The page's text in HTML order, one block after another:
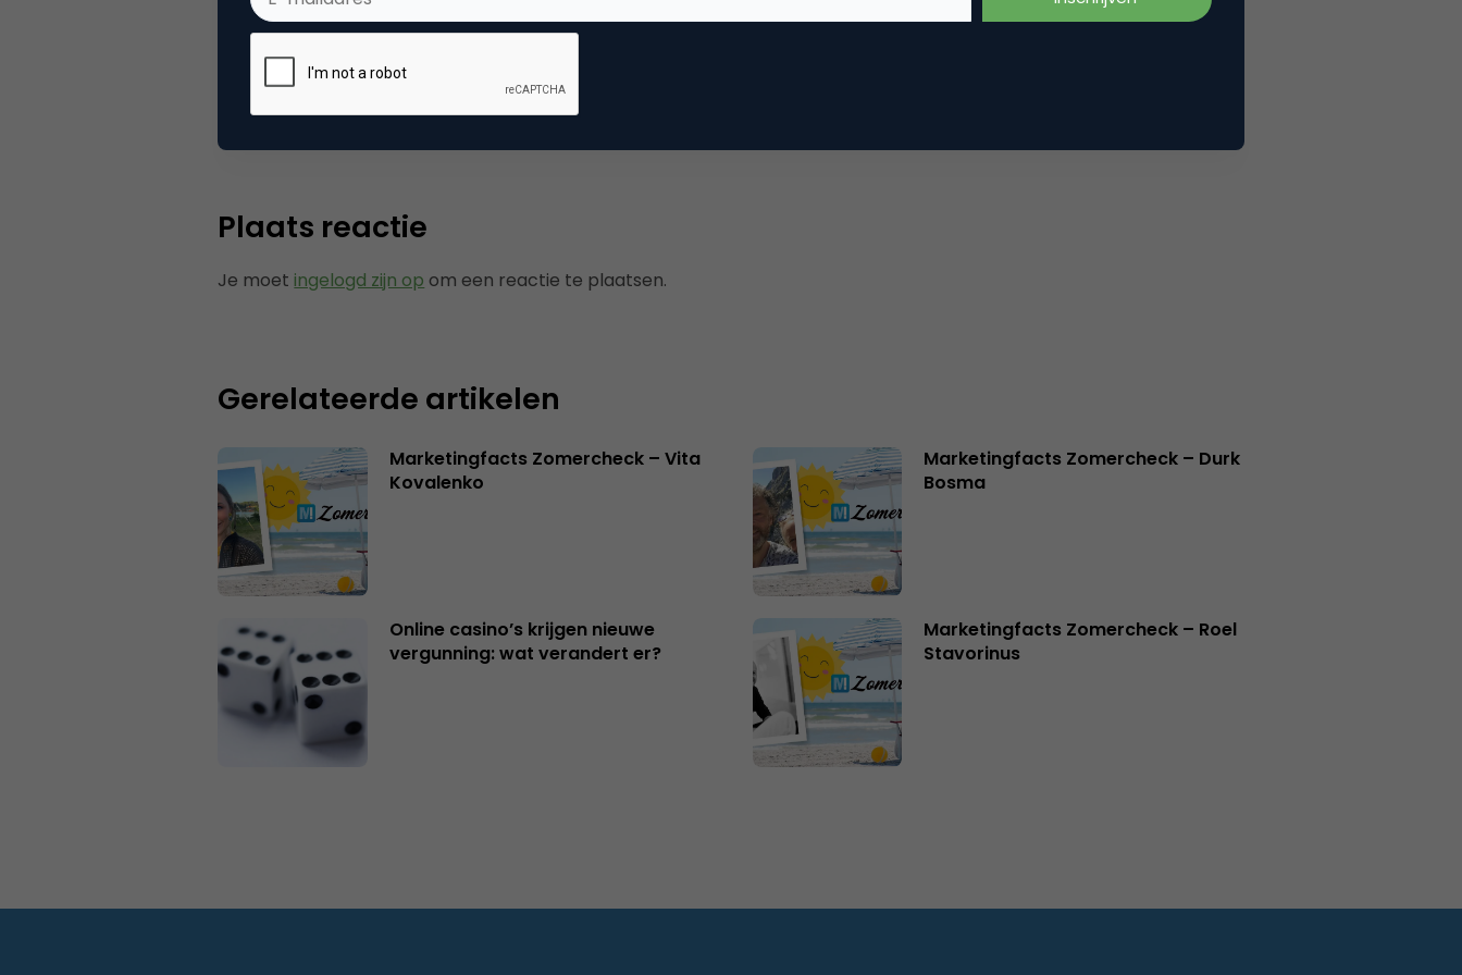
Tags social media marketing
Plaats reactie
Je moet ingelogd zijn op om een reactie te plaatsen.
Gerelateerde artikelen
Marketingfacts Zomercheck – Vita
Kovalenko
Marketingfacts Zomercheck – Durk
Bosma
Online casino’s krijgen nieuwe
vergunning: wat verandert er?
Marketingfacts Zomercheck – Roel
Stavorinus